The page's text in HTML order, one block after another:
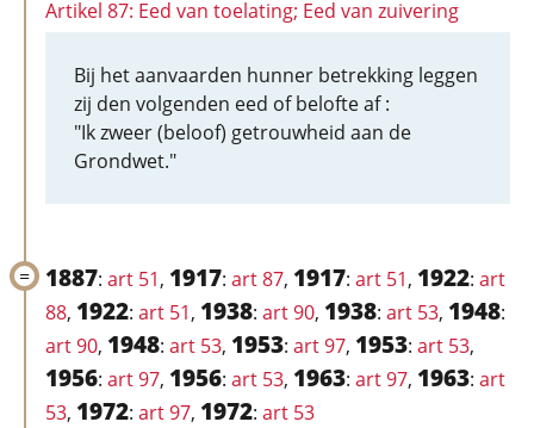
Artikel 87: Eed van toelating; Eed van zuivering
Bij het aanvaarden hunner betrekking leggen
zij den volgenden eed of belofte af :
"Ik zweer (beloof) getrouwheid aan de
Grondwet."
1887: art 51, 1917: art 87, 1917: art 51, 1922: art
88, 1922: art 51, 1938: art 90, 1938: art 53, 1948:
art 90, 1948: art 53, 1953: art 97, 1953: art 53,
1956: art 97, 1956: art 53, 1963: art 97, 1963: art
53, 1972: art 97, 1972: art 53